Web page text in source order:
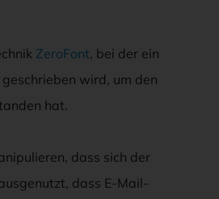
ZeroFont, bei der ein
wird, um den
hat.
dass sich der
dass E-Mail-